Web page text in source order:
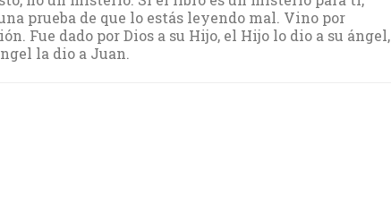
prueba de que lo estás leyendo mal. Vino por
Fue dado por Dios a su Hijo, el Hijo lo dio a su ángel,
la dio a Juan.